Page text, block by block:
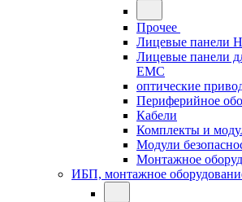
Прочее
Лицевые панели
Лицевые панели
EMC
оптические
Периферийное
Кабели
Комплекты и
Модули
Монтажное
ИБП, монтажное